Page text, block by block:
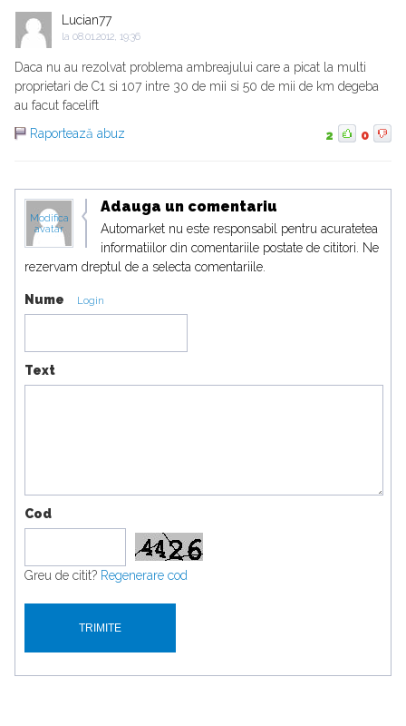
Lucian77
la 08.01.2012, 19:36
Daca nu au rezolvat problema ambreajului care a picat la multi
proprietari de C1 si 107 intre 30 de mii si 50 de mii de km degeba
au facut facelift
Raportează abuz
2 0
Modifica
avatar
Adauga un comentariu
Automarket nu este responsabil pentru acuratetea
informatiilor din comentariile postate de cititori. Ne
rezervam dreptul de a selecta comentariile.
Nume Login
Text
Cod
Greu de citit? Regenerare cod